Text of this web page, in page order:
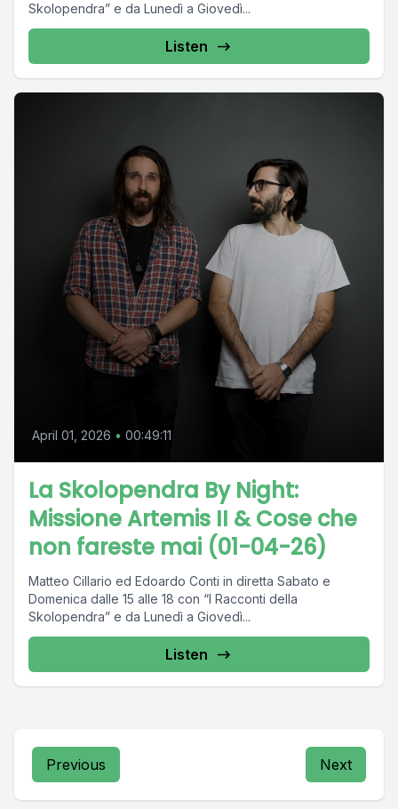
Skolopendra” e da Lunedì a Giovedì...
Listen
April 01, 2026 • 00:49:11
La Skolopendra By Night:
Missione Artemis II & Cose che
non fareste mai (01-04-26)
Matteo Cillario ed Edoardo Conti in diretta Sabato e
Domenica dalle 15 alle 18 con “I Racconti della
Skolopendra” e da Lunedì a Giovedì...
Listen
Previous Next